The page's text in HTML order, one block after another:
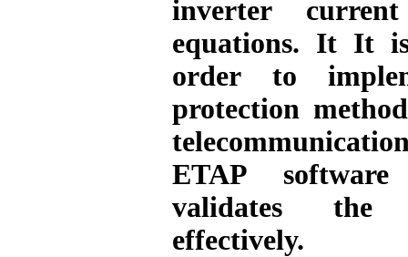
inverter
equations. It It
order to
protection
ETAP
validates the
effectively.